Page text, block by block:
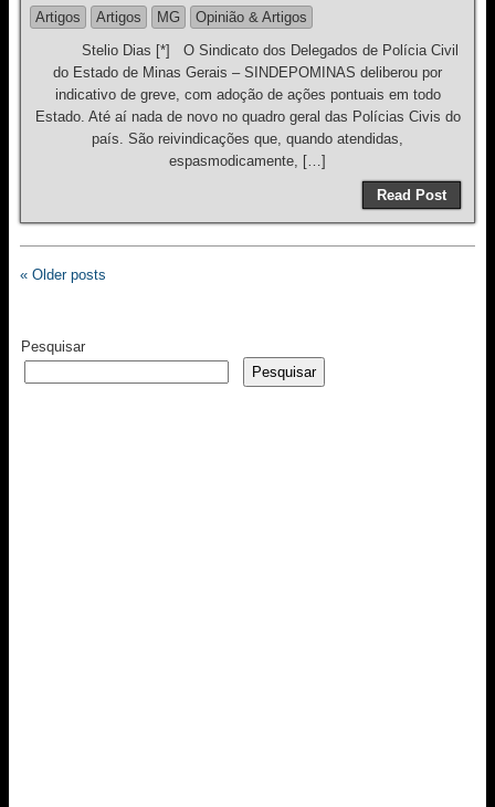
Artigos
Artigos MG
Opinião & Artigos
Stelio Dias [*] O Sindicato dos Delegados de Polícia Civil
do Estado de Minas Gerais – SINDEPOMINAS deliberou por
indicativo de greve, com adoção de ações pontuais em todo
Estado. Até aí nada de novo no quadro geral das Polícias Civis do
país. São reivindicações que, quando atendidas,
espasmodicamente, […]
Read Post
« Older posts
Pesquisar
Pesquisar